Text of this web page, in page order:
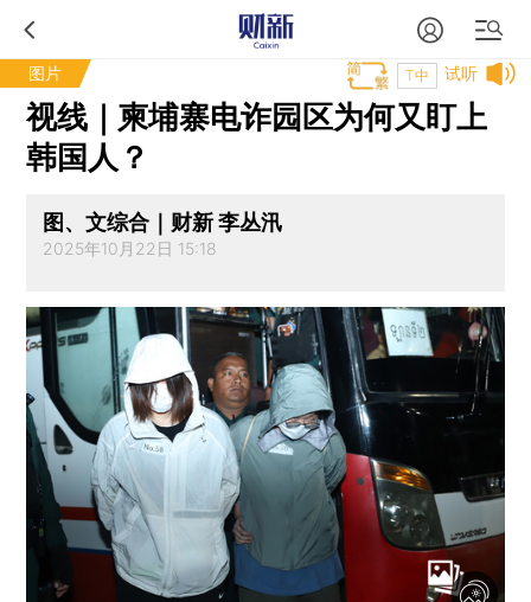
图片 试听
T中
视线｜柬埔寨电诈园区为何又盯上
韩国人？
图、文综合｜财新 李丛汛
2025年10月22日 15:18